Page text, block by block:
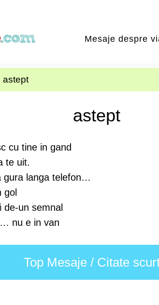
Mesaje despre
astept
astept
cu tine in gand
te uit.
gura langa telefon…
gol
de-un semnal
nu e in van
Top Mesaje / Citate